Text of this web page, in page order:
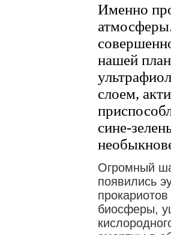
Именно
нашей
слоем,
сине-
Огромный
появились
биосферы,